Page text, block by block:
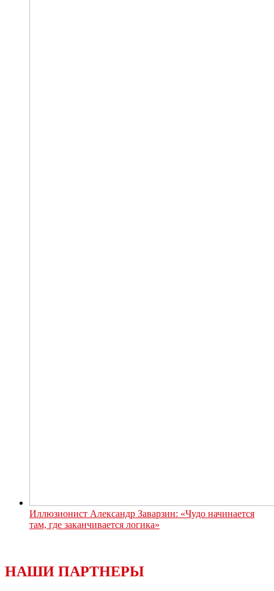
Иллюзионист Александр Заварзин: «Чудо начинается
там, где заканчивается логика»
НАШИ ПАРТНЕРЫ